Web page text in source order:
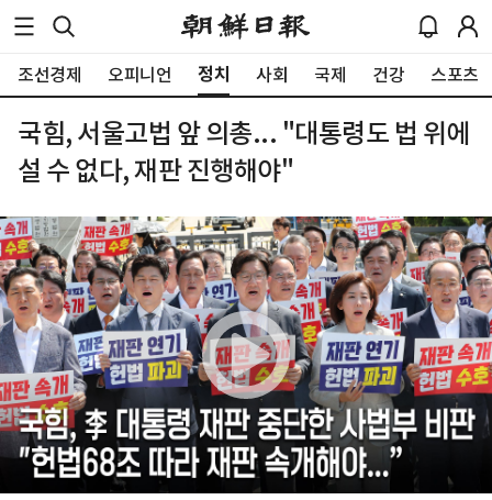
조선경제 오피니언 정치 사회 국제 건강 스포츠
국힘, 서울고법 앞 의총... "대통령도 법 위에
설 수 없다, 재판 진행해야"